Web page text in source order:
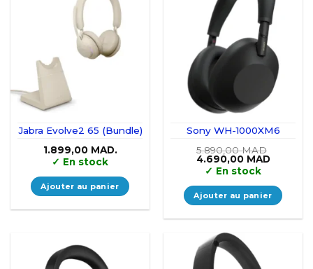
Jabra Evolve2 65 (Bundle)
1.899,00 MAD.
✓ En stock
Ajouter au panier
Sony WH-1000XM6
5.890,00MAD
Le
prix
initial
était :
5.890,00 MAD.
4.690,00 MADLe
est :
✓ En stock
Ajouter au panier